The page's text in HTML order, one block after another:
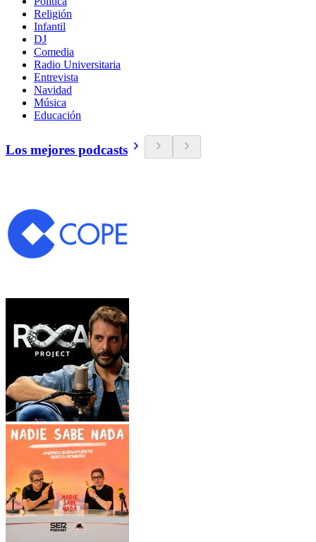
Religión
Infantil
DJ
Comedia
Radio Universitaria
Entrevista
Navidad
Música
Educación
Los mejores podcasts